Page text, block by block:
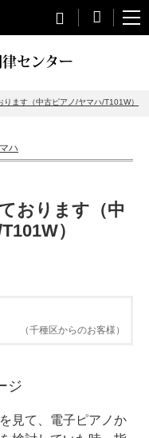
センター
ます（中古ピアノ/ヤマハ/T101W）
ハ
おります（中
）
（千種区からのお客様）
ジ
見て、電子ピアノか